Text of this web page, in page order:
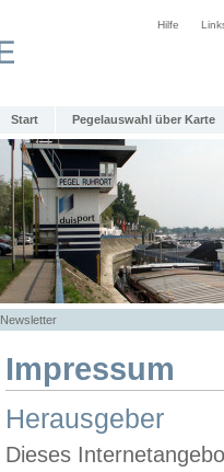
Hilfe
Start Pegelauswahl über Karte
Newsletter
Impressum
Herausgeber
Dieses